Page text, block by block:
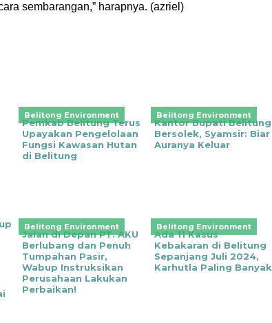
sembarangan,” harapnya. (azriel)
Belitong Environment
Pemkab Belitung Terus
Upayakan Pengelolaan
Fungsi Kawasan Hutan
di Belitung
Belitong Environment
Kantor Bupati Belitung
Bersolek, Syamsir: Biar
Auranya Keluar
Belitong Environment
‎Jalan di Depan PT. AKU
Berlubang dan Penuh
Tumpahan Pasir,
Wabup Instruksikan
Perusahaan Lakukan
Perbaikan!
Belitong Environment
Ada 11 Kasus
Kebakaran di Belitung
Sepanjang Juli 2024,
Karhutla Paling Banyak